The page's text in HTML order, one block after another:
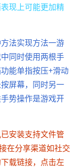
现上可能更加精
法实现方法一游
同时使用两根手
能单指按压+滑动
屏幕，同时另一
势操作是游戏开
安装支持文件管
在分享渠道如社交
载链接，点击左